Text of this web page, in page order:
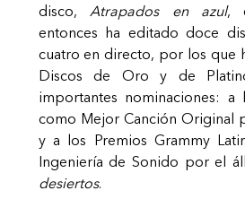
disco, Atrapados en azul,
entonces ha editado doce
cuatro en directo, por los que
Discos de Oro y de
importantes nominaciones: a
como Mejor Canción Original
y a los Premios Grammy
Ingeniería de Sonido por el
desiertos.